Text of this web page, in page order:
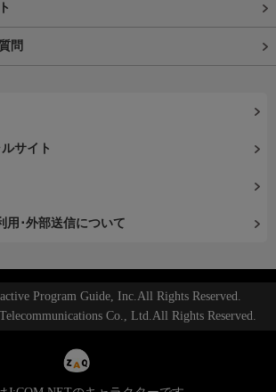
問
サイト
用･外部送信について
Program Guide, Inc.All Rights Reserved.
Co., Ltd.All Rights Reserved.